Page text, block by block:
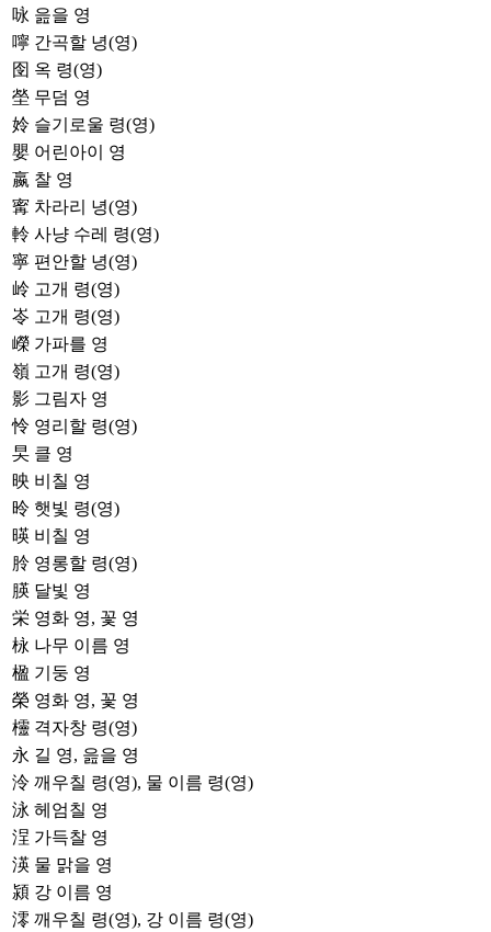
咏 읊을 영
嚀 간곡할 녕(영)
囹 옥 령(영)
塋 무덤 영
姈 슬기로울 령(영)
嬰 어린아이 영
嬴 찰 영
寗 차라리 녕(영)
軨 사냥 수레 령(영)
寧 편안할 녕(영)
岭 고개 령(영)
岺 고개 령(영)
嶸 가파를 영
嶺 고개 령(영)
影 그림자 영
怜 영리할 령(영)
旲 클 영
映 비칠 영
昤 햇빛 령(영)
暎 비칠 영
朎 영롱할 령(영)
朠 달빛 영
栄 영화 영, 꽃 영
栐 나무 이름 영
楹 기둥 영
榮 영화 영, 꽃 영
欞 격자창 령(영)
永 길 영, 읊을 영
泠 깨우칠 령(영), 물 이름 령(영)
泳 헤엄칠 영
浧 가득찰 영
渶 물 맑을 영
潁 강 이름 영
澪 깨우칠 령(영), 강 이름 령(영)